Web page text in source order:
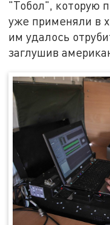
"Тобол", которую
уже применяли в
им удалось
заглушив